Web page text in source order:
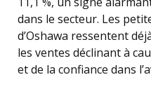
dans le secteur. Les
d’Oshawa ressentent
les ventes déclinant à
et de la confiance dans